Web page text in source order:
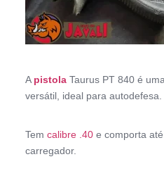
A pistola Taurus PT 840 é
versátil, ideal para autodefesa.
Tem calibre .40 e comporta
carregador.